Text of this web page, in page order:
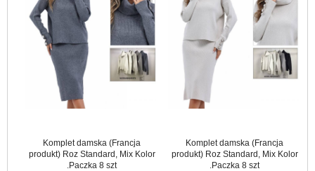
Komplet damska (Francja
produkt) Roz Standard, Mix Kolor
.Paczka 8 szt
Komplet damska (Francja
produkt) Roz Standard, Mix Kolor
.Paczka 8 szt